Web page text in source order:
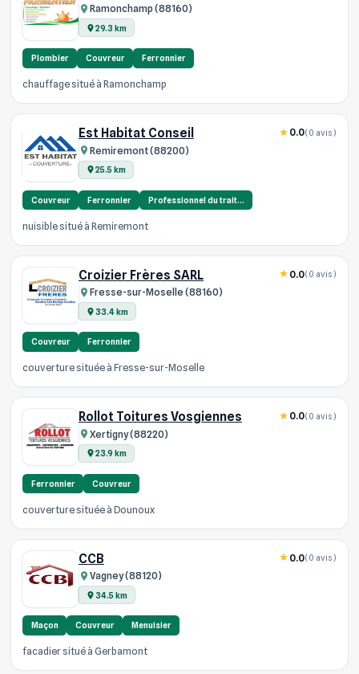
Ramonchamp (88160)
29.3 km
Plombier Couvreur Ferronnier
chauffage situé à Ramonchamp
Est Habitat Conseil
Remiremont (88200)
25.5 km
0.0(0 avis)
Couvreur Ferronnier Professionnel du trait…
nuisible situé à Remiremont
Croizier Frères SARL
Fresse-sur-Moselle (88160)
33.4 km
0.0(0 avis)
Couvreur Ferronnier
couverture située à Fresse-sur-Moselle
Rollot Toitures Vosgiennes
Xertigny (88220)
23.9 km
0.0(0 avis)
Ferronnier Couvreur
couverture située à Dounoux
CCB
Vagney (88120)
34.5 km
0.0(0 avis)
Maçon Couvreur Menuisier
facadier situé à Gerbamont